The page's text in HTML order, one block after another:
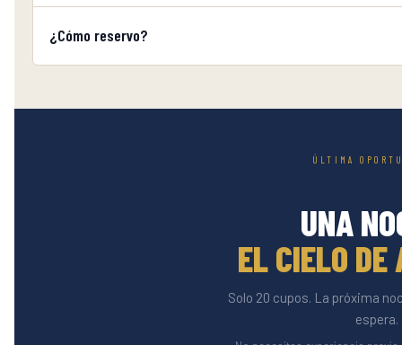
¿Cómo reservo?
ÚLTIMA
UNA
EL CIELO DE
Solo 20 cupos. La próxima
espera.